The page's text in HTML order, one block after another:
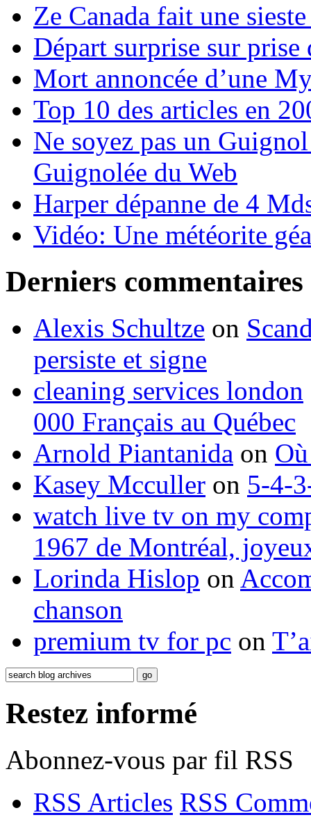
Ze Canada fait une
Départ surprise sur
Mort annoncée d’une
Top 10 des articles en
Ne soyez pas un
Guignolée du Web
Harper dépanne de 4
Vidéo: Une météorite
Derniers commentaires
Alexis Schultze on
persiste et signe
cleaning services london
000 Français au Québec
Arnold Piantanida on
Kasey Mcculler on 5-4-
watch live tv on my
1967 de Montréal,
Lorinda Hislop on
chanson
premium tv for pc on
Restez informé
Abonnez-vous par fil RSS
RSS Articles RSS